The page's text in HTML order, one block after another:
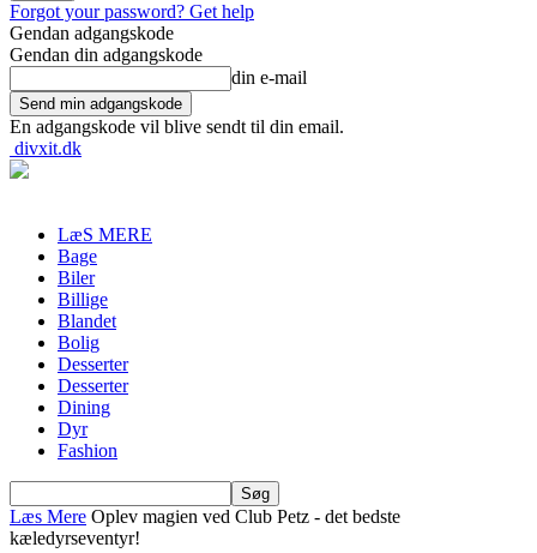
Forgot your password? Get help
Gendan adgangskode
Gendan din adgangskode
din e-mail
En adgangskode vil blive sendt til din email.
divxit.dk
LæS MERE
Bage
Biler
Billige
Blandet
Bolig
Desserter
Desserter
Dining
Dyr
Fashion
Læs Mere Oplev magien ved Club Petz - det bedste
kæledyrseventyr!